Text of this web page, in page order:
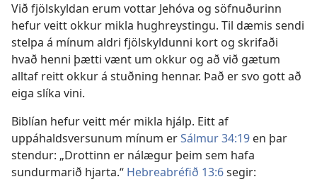
Við fjölskyldan erum vottar Jehóva og söfnuðurinn
hefur veitt okkur mikla hughreystingu. Til dæmis sendi
stelpa á mínum aldri fjölskyldunni kort og skrifaði
hvað henni þætti vænt um okkur og að við gætum
alltaf reitt okkur á stuðning hennar. Það er svo gott að
eiga slíka vini.
Biblían hefur veitt mér mikla hjálp. Eitt af
uppáhaldsversunum mínum erSálmur 34:19 en þar
stendur: „Drottinn er nálægur þeim sem hafa
sundurmarið hjarta.“ Hebreabréfið 13:6segir: